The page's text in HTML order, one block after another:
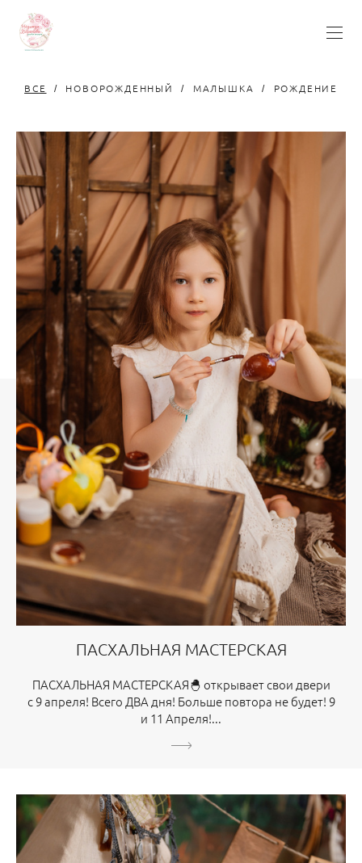
ВСЕ НОВОРОЖДЕННЫЙ МАЛЫШКА РОЖДЕНИЕ
ПАСХАЛЬНАЯ МАСТЕРСКАЯ
ПАСХАЛЬНАЯ МАСТЕРСКАЯ🐣 открывает свои двери
с 9 апреля! Всего ДВА дня! Больше повтора не будет! 9
и 11 Апреля!...